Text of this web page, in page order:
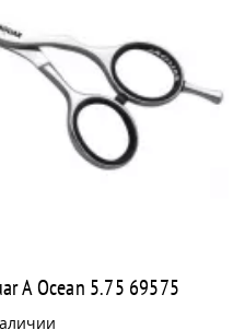
A Ocean 5.75 69575